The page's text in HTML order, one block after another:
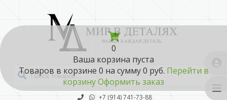
0
Ваша корзина пуста
Товаров в корзине 0 на сумму0 руб. Перейти в
корзинуОформить заказ
+7 (914) 741-73-88